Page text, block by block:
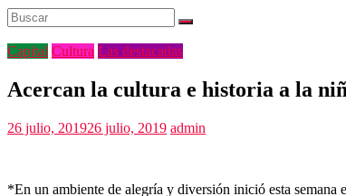
Capital Cultura Las destacadas
Acercan la cultura e historia a la
26 julio, 201926 julio, 2019 admin
*En un ambiente de alegría y diversión inició esta semana